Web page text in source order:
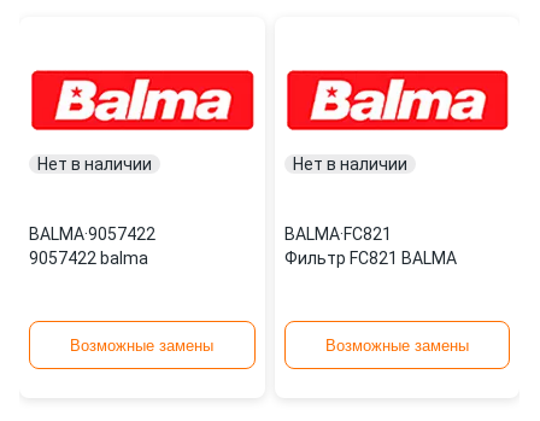
Нет в наличии
BALMA·9057422
9057422 balma
Возможные замены
Нет в наличии
BALMA·FC821
Фильтр FC821 BALMA
Возможные замены